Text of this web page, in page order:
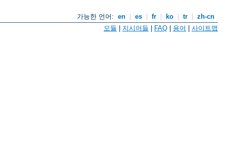
가능한 언어: en es fr ko tr
zh-cn
모듈 | 지시어들 | FAQ | 용어 | 사이트맵